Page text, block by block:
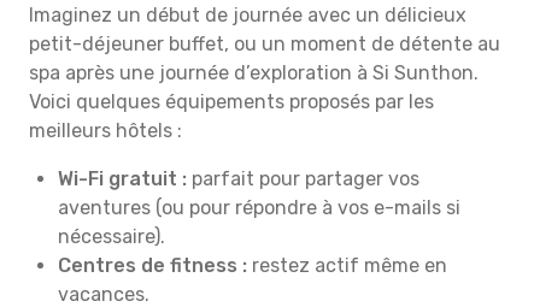
Imaginez un début de journée avec un délicieux
petit-déjeuner buffet, ou un moment de détente au
spa après une journée d’exploration à Si Sunthon.
Voici quelques équipements proposés par les
meilleurs hôtels :
Wi-Fi gratuit : parfait pour partager vos
aventures (ou pour répondre à vos e-mails si
nécessaire).
Centres de fitness : restez actif même en
vacances.